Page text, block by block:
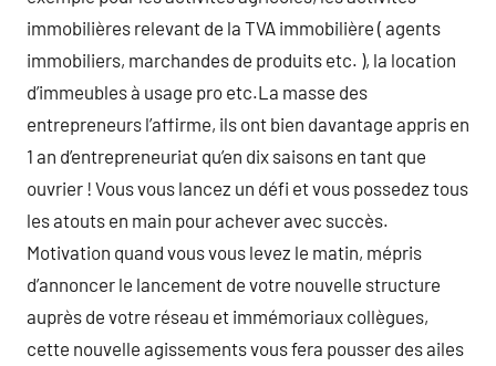
immobilières relevant de la TVA immobilière ( agents
immobiliers, marchandes de produits etc. ), la location
d’immeubles à usage pro etc.La masse des
entrepreneurs l’affirme, ils ont bien davantage appris en
1 an d’entrepreneuriat qu’en dix saisons en tant que
ouvrier ! Vous vous lancez un défi et vous possedez tous
les atouts en main pour achever avec succès.
Motivation quand vous vous levez le matin, mépris
d’annoncer le lancement de votre nouvelle structure
auprès de votre réseau et immémoriaux collègues,
cette nouvelle agissements vous fera pousser des ailes